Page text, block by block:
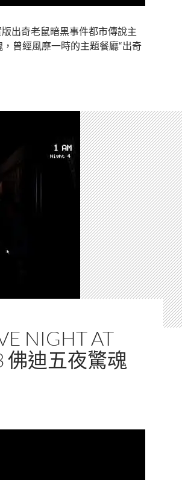
出奇老鼠暗黑事件都市傳說主
曾經風靡一時的主題餐廳“出奇
NIGHT AT
佛迪五夜驚魂